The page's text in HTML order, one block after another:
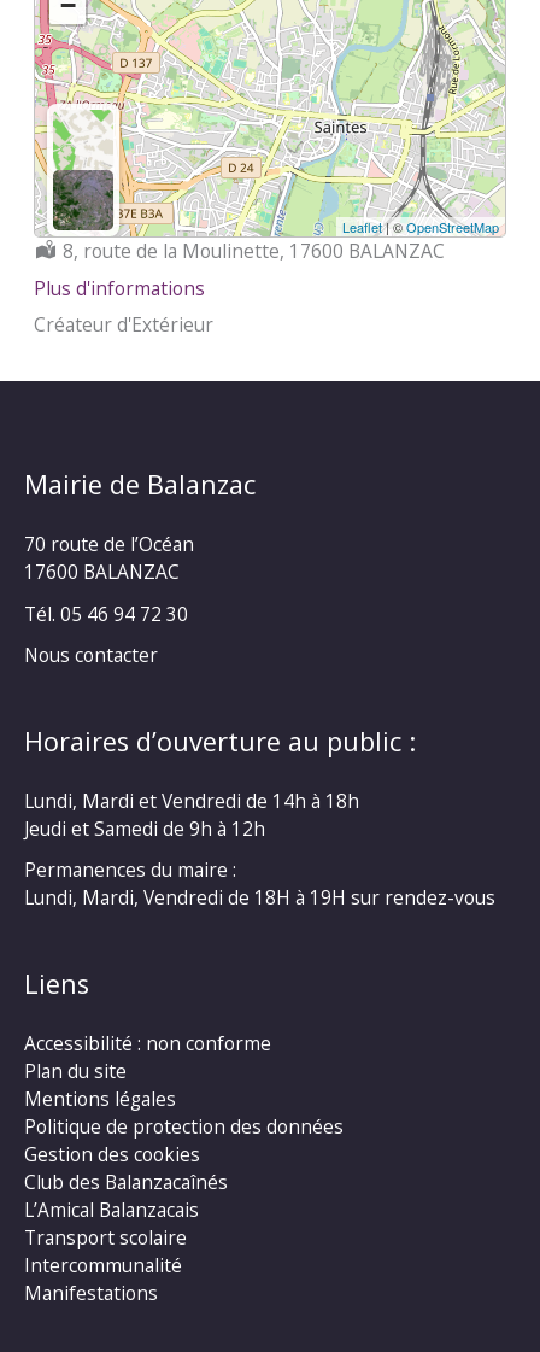
Leaflet| ©OpenStreetMap
Localisation :
8, route de la Moulinette, 17600 BALANZAC
Plus d'informations
Créateur d'Extérieur
Mairie de Balanzac
70 route de l’Océan
17600 BALANZAC
Tél. 05 46 94 72 30
Nous contacter
Horaires d’ouverture au public :
Lundi, Mardi et Vendredi de 14h à 18h
Jeudi et Samedi de 9h à 12h
Permanences du maire :
Lundi, Mardi, Vendredi de 18H à 19H sur rendez-vous
Liens
Accessibilité : non conforme
Plan du site
Mentions légales
Politique de protection des données
Gestion des cookies
Club des Balanzacaînés
L’Amical Balanzacais
Transport scolaire
Intercommunalité
Manifestations